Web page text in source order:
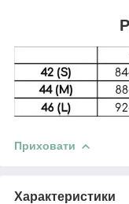
Приховати
Характеристики